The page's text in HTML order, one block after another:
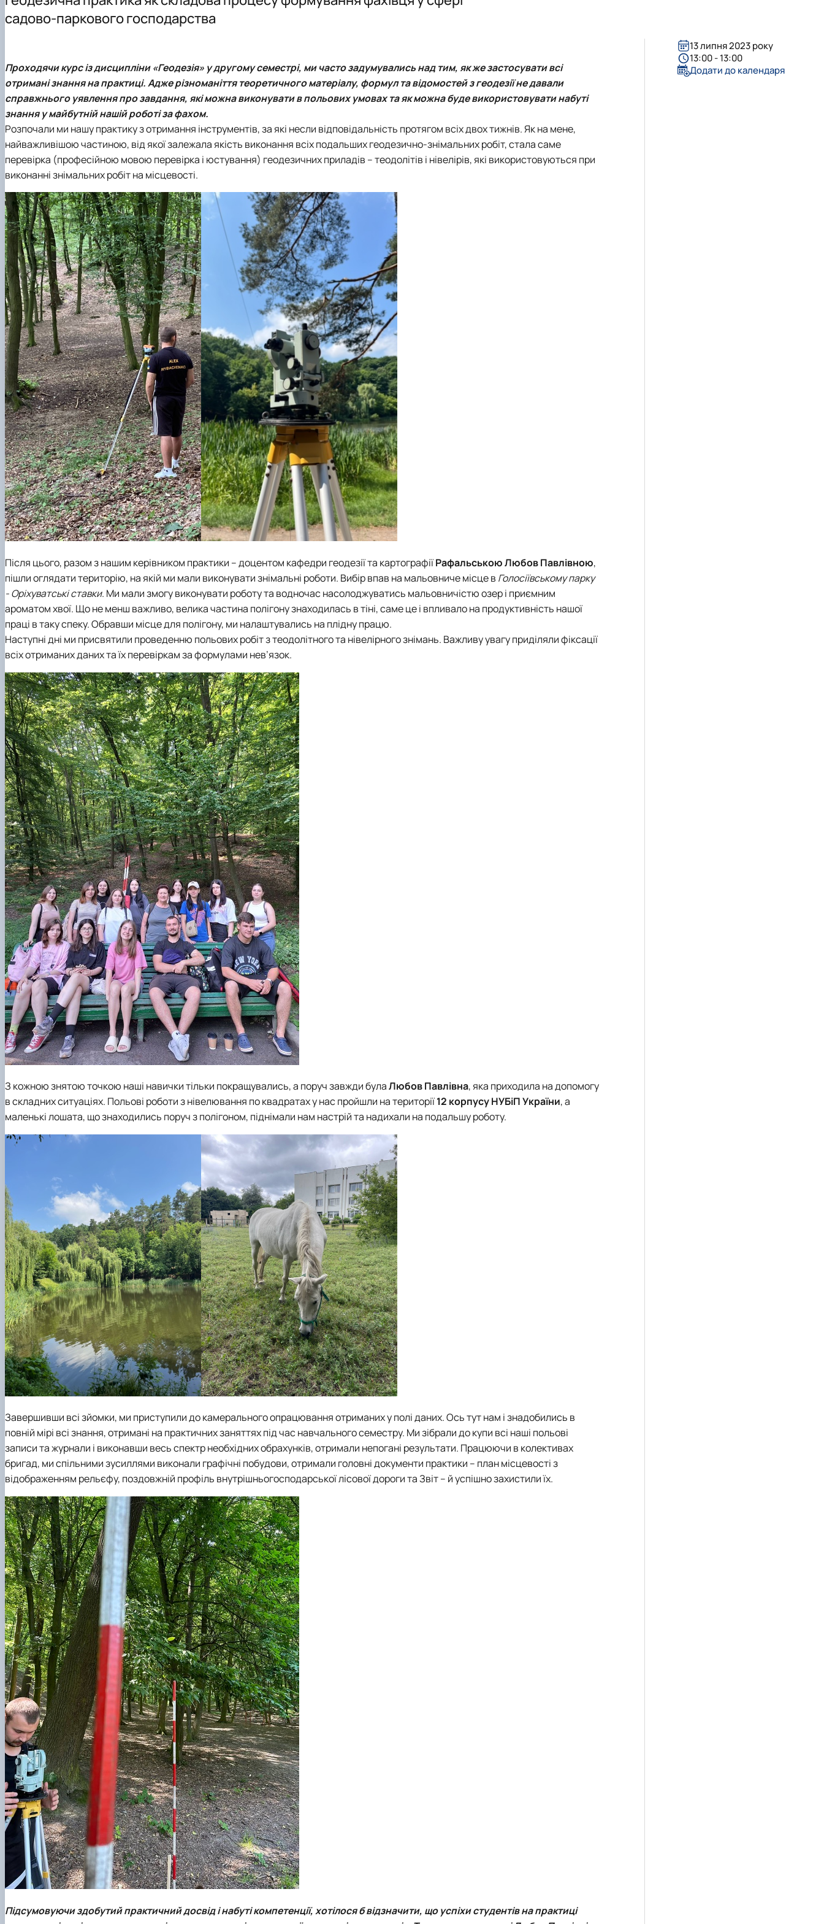
Культурно-виховна робота
Моніторинг якості атмосферного повітря
Електронне середовище
Навчальні лабораторії (матеріально-технічне забезпечення)
Практичне навчання
Студентський науковий гурток «Геодезія»
Студентський науковий гурток «Топографо-геодезичні та картографічні вишукування…
Графік проведення консультацій
садово-паркового господарства
Проходячи курс із дисципліни«Геодезія» у другому семестрі, ми часто задумувались над тим, як же застосувати всі
отримані знання на практиці. Адже різноманіття теоретичного матеріалу, формул та відомостей з геодезії не давали
справжнього уявлення про завдання, які можна виконувати в польових умовах та як можна буде використовувати набуті
знання у майбутній нашій роботі за фахом.
Розпочали ми нашу практику з отримання інструментів, за які несли відповідальність протягом всіх двох тижнів. Як на мене,
найважливішою частиною, від якої залежала якість виконання всіх подальших геодезично-знімальних робіт, стала саме
перевірка (професійною мовою перевірка і юстування) геодезичних приладів – теодолітів і нівелірів, які використовуються при
виконанні знімальних робіт на місцевості.
Після цього, разом з нашим керівником практики – доцентом кафедри геодезії та картографіїРафальською Любов Павлівною,
пішли оглядати територію, на якій ми мали виконувати знімальні роботи. Вибір впав на мальовниче місце в Голосіївському парку
- Оріхуватські ставки. Ми мали змогу виконувати роботу та водночас насолоджуватись мальовничістю озер і приємним
ароматом хвої. Що не менш важливо, велика частина полігону знаходилась в тіні, саме це і впливало на продуктивність нашої
праці в таку спеку. Обравши місце для полігону, ми налаштувались на плідну працю.
Наступні дні ми присвятили проведенню польових робіт з теодолітного та нівелірного знімань. Важливу увагу приділяли фіксації
всіх отриманих даних та їх перевіркам за формулами нев’язок.
З кожною знятою точкою наші навички тільки покращувались, а поруч завжди булаЛюбов Павлівна, яка приходила на допомогу
в складних ситуаціях. Польові роботи з нівелювання по квадратах у нас пройшли на території12 корпусу НУБіП України, а
маленькі лошата, що знаходились поруч з полігоном, піднімали нам настрій та надихали на подальшу роботу.
Завершивши всі зйомки, ми приступили до камерального опрацювання отриманих у полі даних. Ось тут нам і знадобились в
повній мірі всі знання, отримані на практичних заняттях під час навчального семестру. Ми зібрали до купи всі наші польові
записи та журнали і виконавши весь спектр необхідних обрахунків, отримали непогані результати. Працюючи в колективах
бригад, ми спільними зусиллями виконали графічні побудови, отримали головні документи практики – план місцевості з
відображенням рельєфу, поздовжній профіль внутрішньогосподарської лісової дороги та Звіт – й успішно захистили їх.
Підсумовуючи здобутий практичний досвід і набуті компетенції, хотілося б відзначити, що успіхи студентів на практиці
13 липня 2023 року
13:00 - 13:00
Додати до календаря